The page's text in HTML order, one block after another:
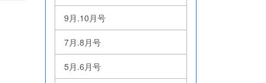
9月.10月号
7月.8月号
5月.6月号